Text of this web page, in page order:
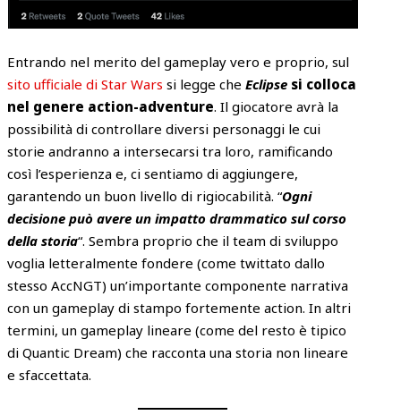
Entrando nel merito del gameplay vero e proprio, sul
sito ufficiale di Star Wars si legge cheEclipse si colloca
nel genere action-adventure. Il giocatore avrà la
possibilità di controllare diversi personaggi le cui
storie andranno a intersecarsi tra loro, ramificando
così l’esperienza e, ci sentiamo di aggiungere,
garantendo un buon livello di rigiocabilità. “Ogni
decisione può avere un impatto drammatico sul corso
della storia“. Sembra proprio che il team di sviluppo
voglia letteralmente fondere (come twittato dallo
stesso AccNGT) un’importante componente narrativa
con un gameplay di stampo fortemente action. In altri
termini, un gameplay lineare (come del resto è tipico
di Quantic Dream) che racconta una storia non lineare
e sfaccettata.